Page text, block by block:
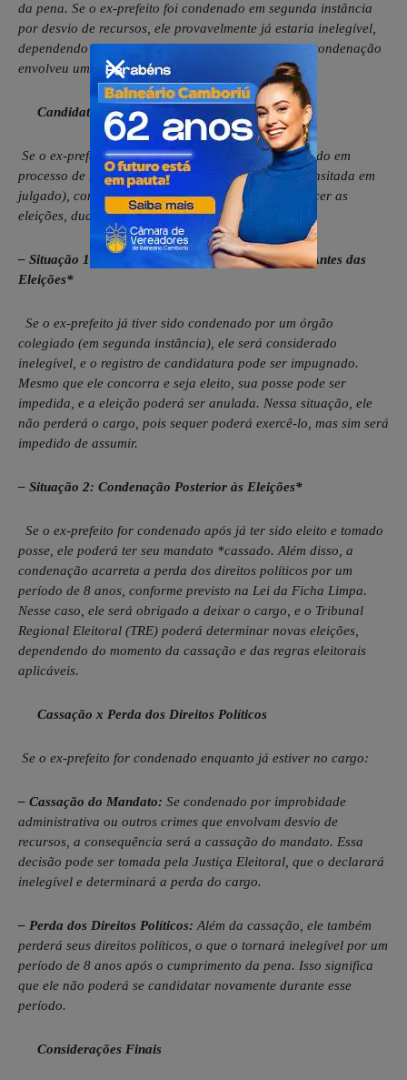
da pena. Se o ex-prefeito foi condenado em segunda instância
por desvio de recursos, ele provavelmente já estaria inelegível,
dependendo de quando a pena foi cumprida e se a condenação
envolveu uma decisão colegiada.
Candidatura e Eleição: Possibilidades
Se o ex-prefeito, após ter cumprido a pena ou estando em
processo de recurso (e ainda não com a decisão transitada em
julgado), conseguir registrar sua candidatura e vencer as
eleições, duas situações podem ocorrer:
– Situação 1: Condenação Transitada em Julgado Antes das
Eleições*
Se o ex-prefeito já tiver sido condenado por um órgão
colegiado (em segunda instância), ele será considerado
inelegível, e o registro de candidatura pode ser impugnado.
Mesmo que ele concorra e seja eleito, sua posse pode ser
impedida, e a eleição poderá ser anulada. Nessa situação, ele
não perderá o cargo, pois sequer poderá exercê-lo, mas sim será
impedido de assumir.
– Situação 2: Condenação Posterior às Eleições*
Se o ex-prefeito for condenado após já ter sido eleito e tomado
posse, ele poderá ter seu mandato *cassado. Além disso, a
condenação acarreta a perda dos direitos políticos por um
período de 8 anos, conforme previsto na Lei da Ficha Limpa.
Nesse caso, ele será obrigado a deixar o cargo, e o Tribunal
Regional Eleitoral (TRE) poderá determinar novas eleições,
dependendo do momento da cassação e das regras eleitorais
aplicáveis.
Cassação x Perda dos Direitos Políticos
Se o ex-prefeito for condenado enquanto já estiver no cargo:
– Cassação do Mandato: Se condenado por improbidade
administrativa ou outros crimes que envolvam desvio de
recursos, a consequência será a cassação do mandato. Essa
decisão pode ser tomada pela Justiça Eleitoral, que o declarará
inelegível e determinará a perda do cargo.
– Perda dos Direitos Políticos: Além da cassação, ele também
perderá seus direitos políticos, o que o tornará inelegível por um
período de 8 anos após o cumprimento da pena. Isso significa
que ele não poderá se candidatar novamente durante esse
período.
Considerações Finais